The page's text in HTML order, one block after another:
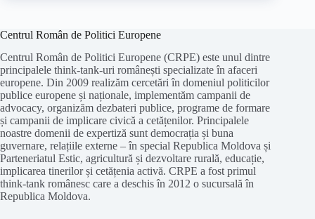
Centrul Român de Politici Europene
Centrul Român de Politici Europene (CRPE) este unul dintre
principalele think-tank-uri românești specializate în afaceri
europene. Din 2009 realizăm cercetări în domeniul politicilor
publice europene și naționale, implementăm campanii de
advocacy, organizăm dezbateri publice, programe de formare
și campanii de implicare civică a cetățenilor. Principalele
noastre domenii de expertiză sunt democrația și buna
guvernare, relațiile externe – în special Republica Moldova și
Parteneriatul Estic, agricultură și dezvoltare rurală, educație,
implicarea tinerilor și cetățenia activă. CRPE a fost primul
think-tank românesc care a deschis în 2012 o sucursală în
Republica Moldova.